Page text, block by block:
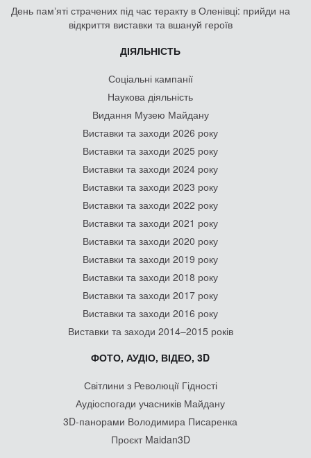
День памʼяті страчених під час теракту в Оленівці: прийди на
відкриття виставки та вшануй героїв
ДІЯЛЬНІСТЬ
Соціальні кампанії
Наукова діяльність
Видання Музею Майдану
Виставки та заходи 2026 року
Виставки та заходи 2025 року
Виставки та заходи 2024 року
Виставки та заходи 2023 року
Виставки та заходи 2022 року
Виставки та заходи 2021 року
Виставки та заходи 2020 року
Виставки та заходи 2019 року
Виставки та заходи 2018 року
Виставки та заходи 2017 року
Виставки та заходи 2016 року
Виставки та заходи 2014–2015 років
ФОТО, АУДІО, ВІДЕО, 3D
Світлини з Революції Гідності
Аудіоспогади учасників Майдану
3D-панорами Володимира Писаренка
Проєкт Maidan3D